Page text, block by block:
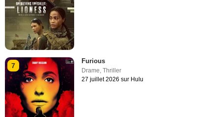
7
Furious
Drame,Thriller
27 juillet 2026 sur Hulu